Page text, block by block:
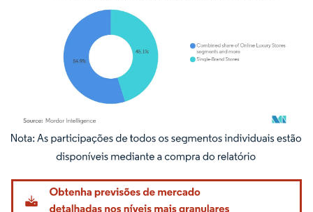
Imagem © Mordor Intelligence. O reuso requer atribuição conforme CC BY 4.0.